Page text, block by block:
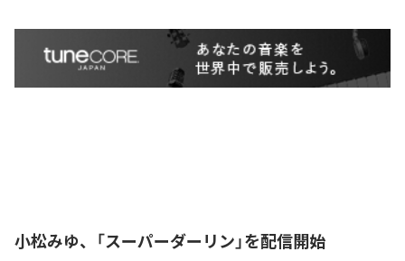
小松みゆ、「スーパーダーリン」を配信開始